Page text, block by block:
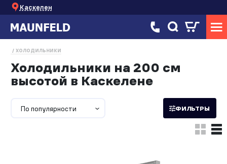
Каскелен
ХОЛОДИЛЬНИКИ
Холодильники на 200 см
высотой в Каскелене
По популярности ФИЛЬТРЫ